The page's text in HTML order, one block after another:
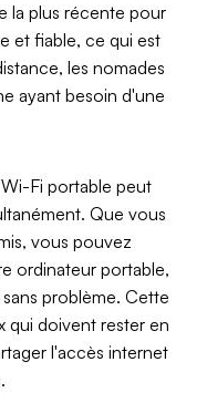
la plus récente pour
et fiable, ce qui est
les nomades
ayant besoin d'une
Fi portable peut
Que vous
vous pouvez
ordinateur portable,
problème. Cette
qui doivent rester en
l'accès internet